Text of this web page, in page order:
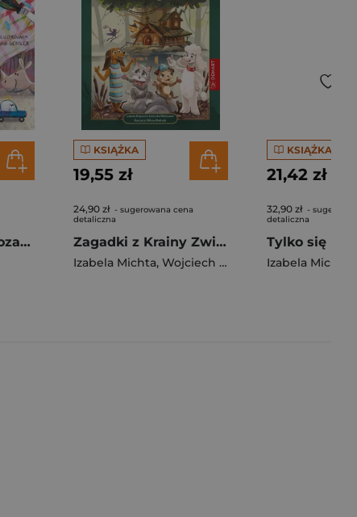
Łukasz ratuje dinozaura, czyli jak się zachować w czasie pożaru
KSIĄŻKA
19,55 zł
24,90 zł - sugerowana cena
detaliczna
Zagadki z Krainy Zwierzaków. Sprawa kiełbasek i złote monety
Izabela Michta, Wojciech Michta Krzysztof
KSIĄŻKA
21,42 zł
32,90 zł -
detaliczna
Tylko się nie
Izabela Michta